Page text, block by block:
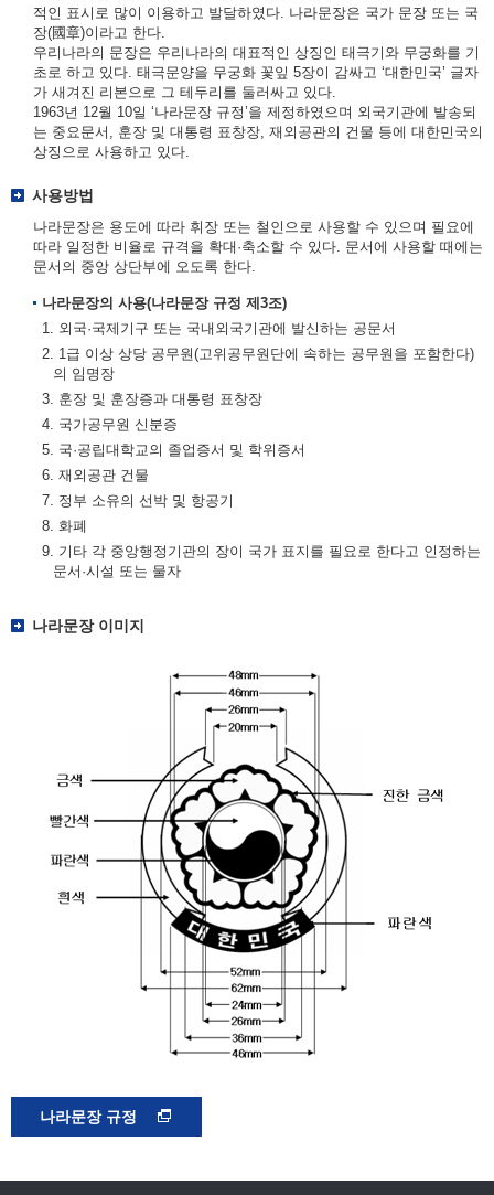
적인 표시로 많이 이용하고 발달하였다. 나라문장은 국가 문장 또는 국
장(國章)이라고 한다.
우리나라의 문장은 우리나라의 대표적인 상징인 태극기와 무궁화를 기
초로 하고 있다. 태극문양을 무궁화 꽃잎 5장이 감싸고 ‘대한민국’ 글자
가 새겨진 리본으로 그 테두리를 둘러싸고 있다.
1963년 12월 10일 ‘나라문장 규정’을 제정하였으며 외국기관에 발송되
는 중요문서, 훈장 및 대통령 표창장, 재외공관의 건물 등에 대한민국의
상징으로 사용하고 있다.
사용방법
나라문장은 용도에 따라 휘장 또는 철인으로 사용할 수 있으며 필요에
따라 일정한 비율로 규격을 확대·축소할 수 있다. 문서에 사용할 때에는
문서의 중앙 상단부에 오도록 한다.
나라문장의 사용(나라문장 규정 제3조)
1. 외국·국제기구 또는 국내외국기관에 발신하는 공문서
2. 1급 이상 상당 공무원(고위공무원단에 속하는 공무원을 포함한다)
의 임명장
3. 훈장 및 훈장증과 대통령 표창장
4. 국가공무원 신분증
5. 국·공립대학교의 졸업증서 및 학위증서
6. 재외공관 건물
7. 정부 소유의 선박 및 항공기
8. 화폐
9. 기타 각 중앙행정기관의 장이 국가 표지를 필요로 한다고 인정하는
문서·시설 또는 물자
나라문장 이미지
나라문장 규정